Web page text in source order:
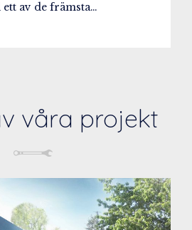
av de främsta…
våra projekt